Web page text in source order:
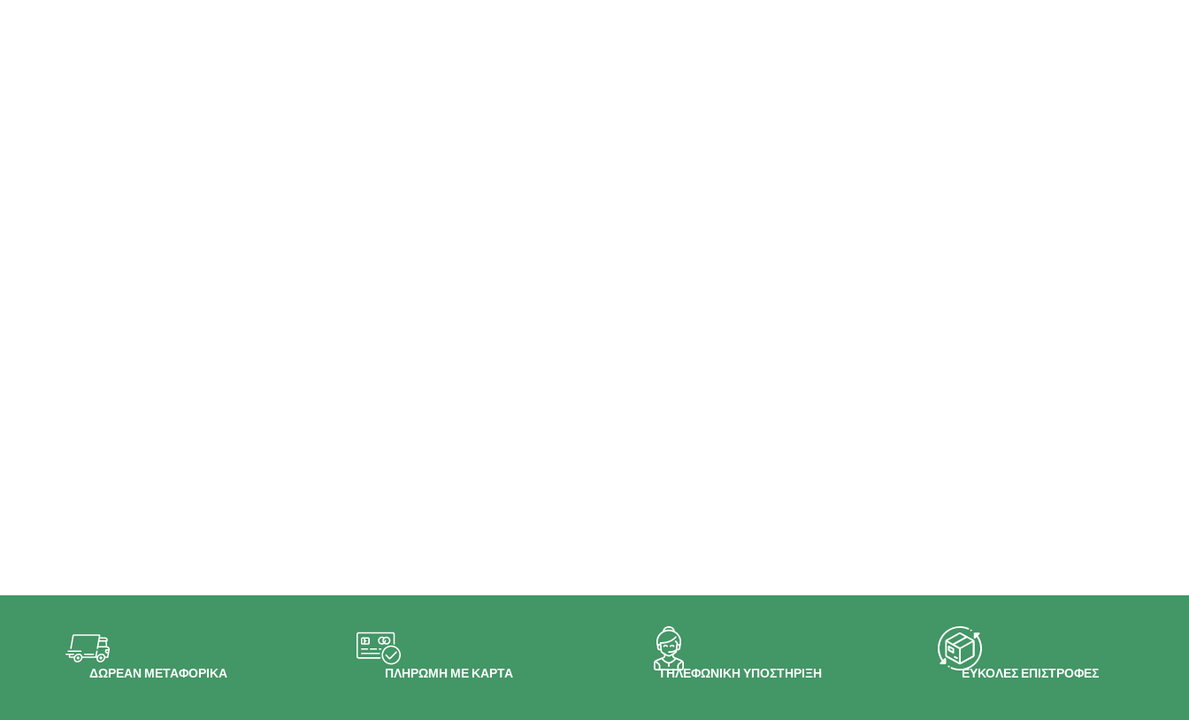
ΔΩΡΕΑΝ ΜΕΤΑΦΟΡΙΚΑ ΠΛΗΡΩΜΗ ΜΕ ΚΑΡΤΑ ΤΗΛΕΦΩΝΙΚΗ ΥΠΟΣΤΗΡΙΞΗ ΕΥΚΟΛΕΣ ΕΠΙΣΤΡΟΦΕΣ